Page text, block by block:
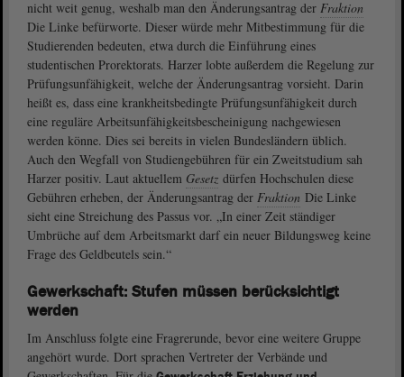
nicht weit genug, weshalb man den Änderungsantrag der Fraktion
Die Linke befürworte. Dieser würde mehr Mitbestimmung für die
Studierenden bedeuten, etwa durch die Einführung eines
studentischen Prorektorats. Harzer lobte außerdem die Regelung zur
Prüfungsunfähigkeit, welche der Änderungsantrag vorsieht. Darin
heißt es, dass eine krankheitsbedingte Prüfungsunfähigkeit durch
eine reguläre Arbeitsunfähigkeitsbescheinigung nachgewiesen
werden könne. Dies sei bereits in vielen Bundesländern üblich.
Auch den Wegfall von Studiengebühren für ein Zweitstudium sah
Harzer positiv. Laut aktuellem Gesetz dürfen Hochschulen diese
Gebühren erheben, der Änderungsantrag der Fraktion Die Linke
sieht eine Streichung des Passus vor. „In einer Zeit ständiger
Umbrüche auf dem Arbeitsmarkt darf ein neuer Bildungsweg keine
Frage des Geldbeutels sein.“
Gewerkschaft: Stufen müssen berücksichtigt
werden
Im Anschluss folgte eine Fragrerunde, bevor eine weitere Gruppe
angehört wurde. Dort sprachen Vertreter der Verbände und